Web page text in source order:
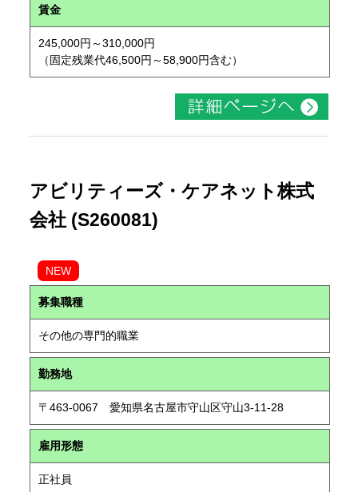
賃金
245,000円～310,000円
（固定残業代46,500円～58,900円含む）
アビリティーズ・ケアネット株式
会社 (S260081)
NEW
募集職種
その他の専門的職業
勤務地
〒463-0067 愛知県名古屋市守山区守山3-11-28
雇用形態
正社員